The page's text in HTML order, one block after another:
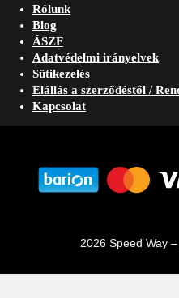
Rólunk
Blog
ÁSZF
Adatvédelmi irányelvek
Sütikezelés
Elállás a szerződéstől /
Kapcsolat
2026 Speed Way